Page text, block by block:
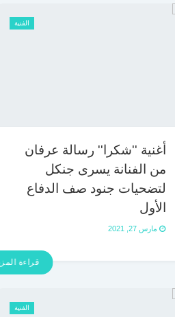
الفنية
أغنية ''شكرا'' رسالة عرفان
من الفنانة يسرى جنكل
لتضحيات جنود صف الدفاع
الأول
مارس 27, 2021
قراءة
الفنية